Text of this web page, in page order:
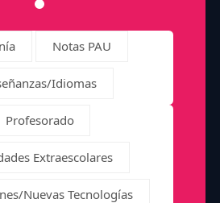
Notas PAU
Idiomas
Profesorado
Extraescolares
Nuevas Tecnologías